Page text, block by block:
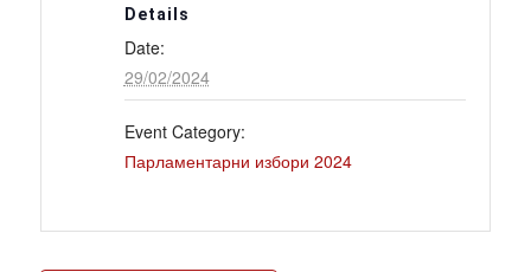
Details
Date:
29/02/2024
Event Category:
Парламентарни избори 2024